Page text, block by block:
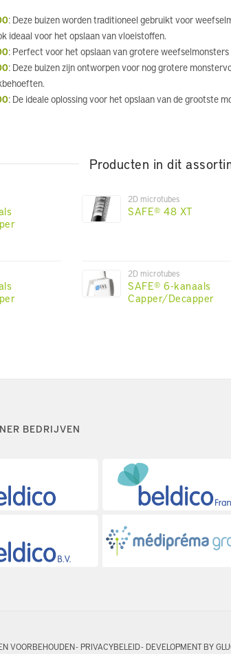
: Deze buizen worden traditioneel gebruikt voor
ideaal voor het opslaan van vloeistoffen.
: Perfect voor het opslaan van grotere
: Deze buizen zijn ontworpen voor nog grotere
: De ideale oplossing voor het opslaan van de grootste
Producten in dit
2D microtubes
SAFE® 48 XT
2D microtubes
SAFE® 6-kanaals
Capper/Decapper
BEDRIJVEN
VOORBEHOUDEN - PRIVACYBELEID- DEVELOPMENT BY